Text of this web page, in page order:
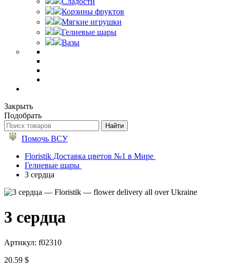
Корзины фруктов
Мягкие игрушки
Гелиевые шары
Вазы
Закрыть
Подобрать
Помочь ВСУ
Floristik Доставка цветов №1 в Мире
Гелиевые шары
3 сердца
3 сердца
Артикул: f02310
20.59 $